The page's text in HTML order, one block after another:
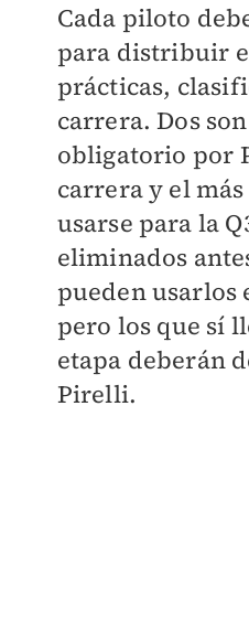
Cada piloto
para distribuir
prácticas,
carrera. Dos
obligatorio por
carrera y el
usarse para la
eliminados
pueden usarlos
pero los que sí
etapa deberán
Pirelli.